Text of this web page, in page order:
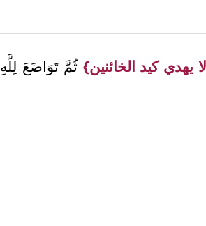
يهدي كيد الخائنين} ثُمَّ تَوَاضَعَ لِلَّهِ